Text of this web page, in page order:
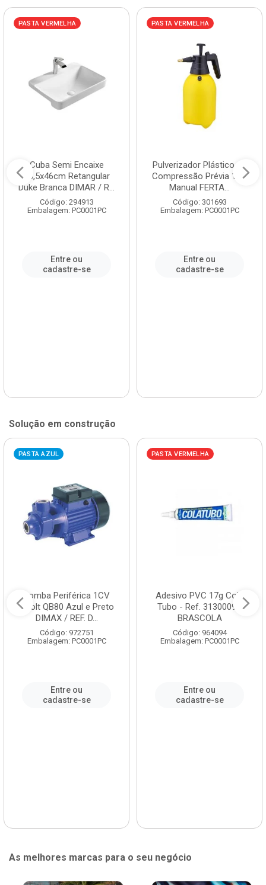
PASTA VERMELHA
Cuba Semi Encaixe
58,5x46cm Retangular
Duke Branca DIMAR / R...
Código: 294913
Embalagem: PC0001PC
Entre ou
cadastre-se
PASTA VERMELHA
Pulverizador Plástico de
Compressão Prévia 1,5L
Manual FERTA...
Código: 301693
Embalagem: PC0001PC
Entre ou
cadastre-se
Solução em construção
PASTA AZUL
Bomba Periférica 1CV
Bivolt QB80 Azul e Preto
DIMAX / REF. D...
Código: 972751
Embalagem: PC0001PC
Entre ou
cadastre-se
PASTA VERMELHA
Adesivo PVC 17g Cola
Tubo - Ref. 3130009 -
BRASCOLA
Código: 964094
Embalagem: PC0001PC
Entre ou
cadastre-se
As melhores marcas para o seu negócio